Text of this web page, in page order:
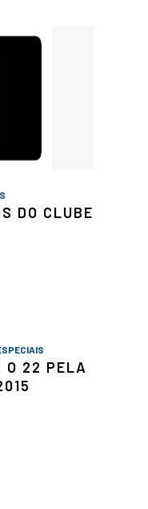
DO CLUBE
O 22 PELA